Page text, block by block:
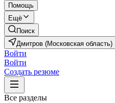
Помощь
Ещё
Поиск
Дмитров (Московская область)
Войти
Войти
Создать резюме
Все разделы